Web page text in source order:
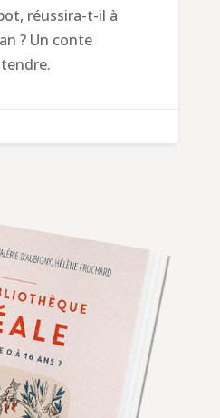
réussira-t-il à
? Un conte